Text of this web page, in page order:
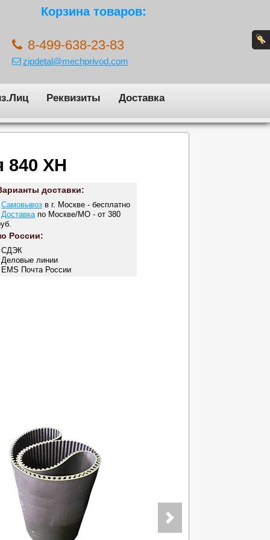
Корзина товаров:
8-499-638-23-83
zipdetal@mechprivod.com
Реквизиты
Доставка
840 XH
доставки:
Самовывоз в г. Москве - бесплатно
Доставка по Москве/МО - от 380
России:
СДЭК
Деловые линии
Почта России